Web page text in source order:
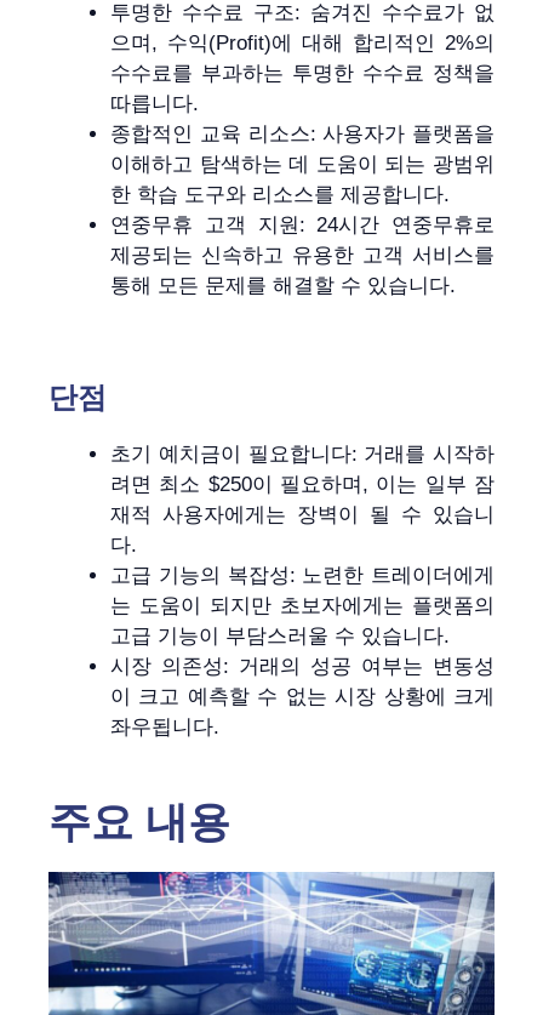
투명한 수수료 구조: 숨겨진 수수료가 없
으며, 수익(Profit)에 대해 합리적인 2%의
수수료를 부과하는 투명한 수수료 정책을
따릅니다.
종합적인 교육 리소스: 사용자가 플랫폼을
이해하고 탐색하는 데 도움이 되는 광범위
한 학습 도구와 리소스를 제공합니다.
연중무휴 고객 지원: 24시간 연중무휴로
제공되는 신속하고 유용한 고객 서비스를
통해 모든 문제를 해결할 수 있습니다.
단점
초기 예치금이 필요합니다: 거래를 시작하
려면 최소 $250이 필요하며, 이는 일부 잠
재적 사용자에게는 장벽이 될 수 있습니
다.
고급 기능의 복잡성: 노련한 트레이더에게
는 도움이 되지만 초보자에게는 플랫폼의
고급 기능이 부담스러울 수 있습니다.
시장 의존성: 거래의 성공 여부는 변동성
이 크고 예측할 수 없는 시장 상황에 크게
좌우됩니다.
주요 내용